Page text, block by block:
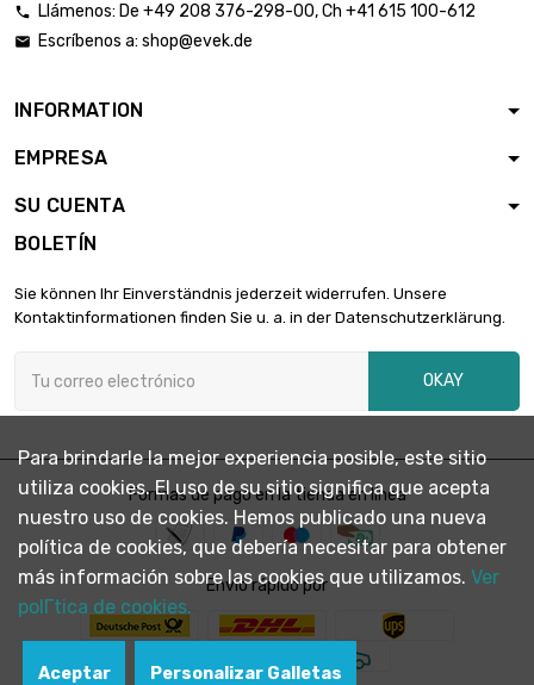
largo : 1 Meter x 5
6.35mm
st/pc
diámetro : 8mm
3.052,95 €
largo : 1 Meter
9.525mm
largo : 1 Meter
diámetro : 10mm
1.826,86 € 
largo : 1 Meter x 2
st/pc
diámetro : 10mm
3.653,84 €
 Llámenos: De +49 208 376-298-00, Ch +41 615 100-612
 Escríbenos a: shop@evek.de
INFORMATION
EMPRESA
SU CUENTA
BOLETÍN
Sie können Ihr Einverständnis jederzeit widerrufen. Unsere
Kontaktinformationen finden Sie u. a. in der Datenschutzerklärung.
OKAY
Formas de pago en la tienda en línea
Envío rápido por
Para brindarle la mejor experiencia posible, este sitio
utiliza cookies. El uso de su sitio significa que acepta
nuestro uso de cookies. Hemos publicado una nueva
política de cookies, que debería necesitar para obtener
más información sobre las cookies que utilizamos. Ver
polГ­tica de cookies.
Aceptar Personalizar Galletas